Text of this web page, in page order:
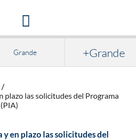
Grande +Grande
plazo las solicitudes del Programa
y en plazo las solicitudes del